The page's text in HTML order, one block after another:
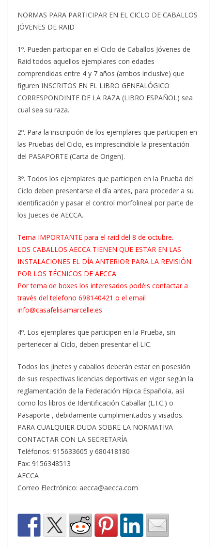
NORMAS PARA PARTICIPAR EN EL CICLO DE CABALLOS
JÓVENES DE RAID
1º. Pueden participar en el Ciclo de Caballos Jóvenes de
Raid todos aquellos ejemplares con edades
comprendidas entre 4 y 7 años (ambos inclusive) que
figuren INSCRITOS EN EL LIBRO GENEALÓGICO
CORRESPONDINTE DE LA RAZA (LIBRO ESPAÑOL) sea
cual sea su raza.
2º. Para la inscripción de los ejemplares que participen en
las Pruebas del Ciclo, es imprescindible la presentación
del PASAPORTE (Carta de Origen).
3º. Todos los ejemplares que participen en la Prueba del
Ciclo deben presentarse el día antes, para proceder a su
identificación y pasar el control morfolineal por parte de
los Jueces de AECCA.
Tema IMPORTANTE para el raid del 8 de octubre.
LOS CABALLOS AECCA TIENEN QUE ESTAR EN LAS
INSTALACIONES EL DÍA ANTERIOR PARA LA REVISIÓN
POR LOS TÉCNICOS DE AECCA.
Por tema de boxes los interesados podéis contactar a
través del telefono 698140421 o el email
info@casafelisamarcelle.es
4º. Los ejemplares que participen en la Prueba, sin
pertenecer al Ciclo, deben presentar el LIC.
Todos los jinetes y caballos deberán estar en posesión
de sus respectivas licencias deportivas en vigor según la
reglamentación de la Federación Hípica Española, así
como los libros de Identificación Caballar (L.I.C.) o
Pasaporte , debidamente cumplimentados y visados.
PARA CUALQUIER DUDA SOBRE LA NORMATIVA
CONTACTAR CON LA SECRETARÍA
Teléfonos: 915633605 y 680418180
Fax: 9156348513
AECCA
Correo Electrónico: aecca@aecca.com